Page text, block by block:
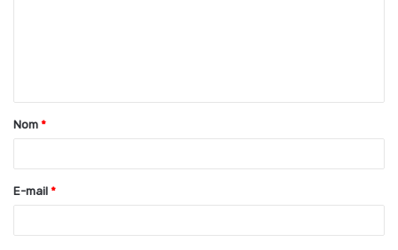
t
a
e
*
Nom *
E-mail *